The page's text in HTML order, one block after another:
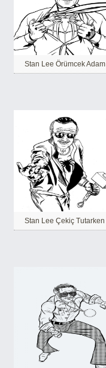
Stan Lee Örümcek Adam
Stan Lee Çekiç Tutarken